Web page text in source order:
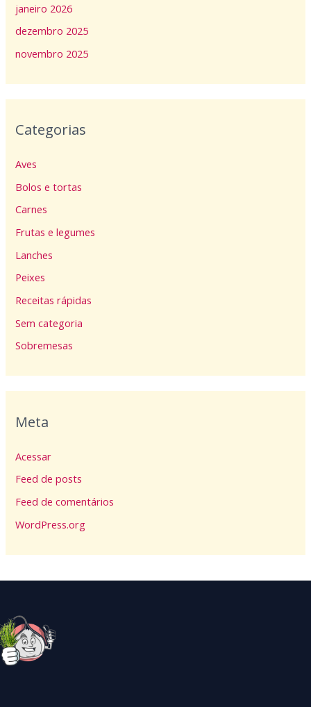
janeiro 2026
dezembro 2025
novembro 2025
Categorias
Aves
Bolos e tortas
Carnes
Frutas e legumes
Lanches
Peixes
Receitas rápidas
Sem categoria
Sobremesas
Meta
Acessar
Feed de posts
Feed de comentários
WordPress.org